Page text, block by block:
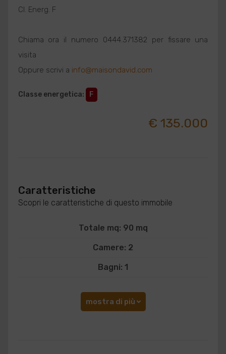
Cl. Energ. F
Chiama ora il numero 0444.371382 per fissare una
visita
Oppure scrivi a info@maisondavid.com
Classe energetica: F
€ 135.000
Caratteristiche
Scopri le caratteristiche di questo immobile
Totale mq: 90 mq
Camere: 2
Bagni: 1
mostra di più